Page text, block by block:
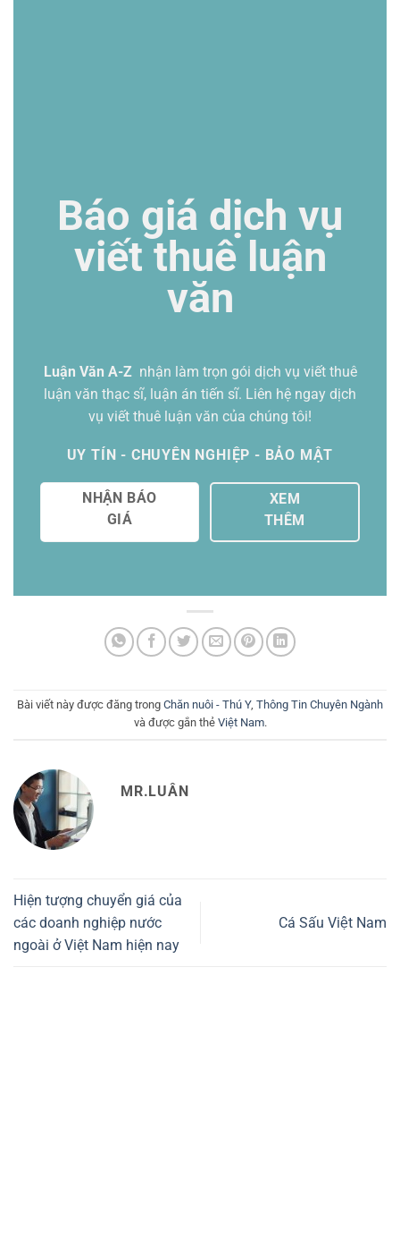
Báo giá dịch vụ
viết thuê luận
văn
Luận Văn A-Z nhận làm trọn gói dịch vụ viết thuê
luận văn thạc sĩ, luận án tiến sĩ. Liên hệ ngay dịch
vụ viết thuê luận văn của chúng tôi!
UY TÍN - CHUYÊN NGHIỆP - BẢO MẬT
NHẬN BÁO
GIÁ
XEM
THÊM
Bài viết này được đăng trong Chăn nuôi - Thú Y, Thông Tin Chuyên Ngành
và được gắn thẻ Việt Nam.
MR.LUÂN
Hiện tượng chuyển giá của
các doanh nghiệp nước
ngoài ở Việt Nam hiện nay
Cá Sấu Việt Nam